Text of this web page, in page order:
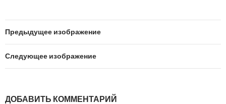
Предыдущее изображение
Следующее изображение
ДОБАВИТЬ КОММЕНТАРИЙ